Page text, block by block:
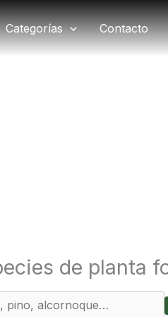
Categorías Contacto
de planta